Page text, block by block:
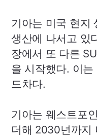
기아는 미국 현지
생산에 나서고 있
장에서 또 다른
을 시작했다. 이
드차다.
기아는 웨스트포
더해 2030년까지